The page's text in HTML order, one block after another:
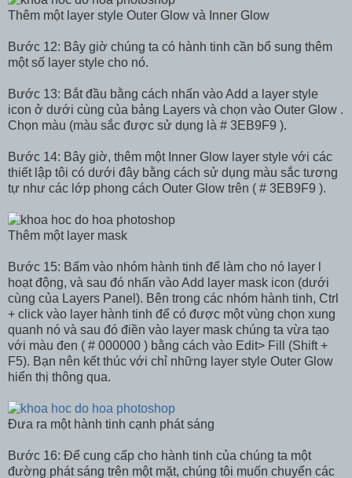
Thêm một layer style Outer Glow và Inner Glow
Bước 12: Bây giờ chúng ta có hành tinh cần bổ sung thêm
một số layer style cho nó.
Bước 13: Bắt đầu bằng cách nhấn vào Add a layer style
icon ở dưới cùng của bảng Layers và chọn vào Outer Glow .
Chọn màu (màu sắc được sử dụng là # 3EB9F9 ).
Bước 14: Bây giờ, thêm một Inner Glow layer style với các
thiết lập tôi có dưới đây bằng cách sử dụng màu sắc tương
tự như các lớp phong cách Outer Glow trên ( # 3EB9F9 ).
Thêm một layer mask
Bước 15: Bấm vào nhóm hành tinh để làm cho nó layer l
hoạt động, và sau đó nhấn vào Add layer mask icon (dưới
cùng của Layers Panel). Bên trong các nhóm hành tinh, Ctrl
+ click vào layer hành tinh để có được một vùng chọn xung
quanh nó và sau đó điền vào layer mask chúng ta vừa tạo
với màu đen ( # 000000 ) bằng cách vào Edit> Fill (Shift +
F5). Bạn nên kết thúc với chỉ những layer style Outer Glow
hiển thị thông qua.
Đưa ra một hành tinh cạnh phát sáng
Bước 16: Để cung cấp cho hành tinh của chúng ta một
đường phát sáng trên một mặt, chúng tôi muốn chuyển các